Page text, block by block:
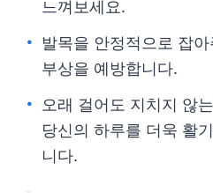
느껴보세요.
발목을 안정적으로 잡
부상을 예방합니다.
오래 걸어도 지치지 않
당신의 하루를 더욱 활
니다.